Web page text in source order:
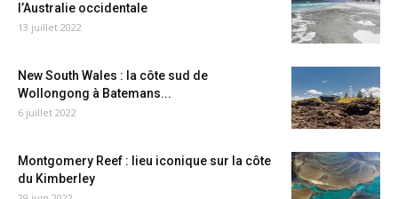
l’Australie occidentale
13 juillet 2022
New South Wales : la côte sud de
Wollongong à Batemans...
6 juillet 2022
Montgomery Reef : lieu iconique sur la côte
du Kimberley